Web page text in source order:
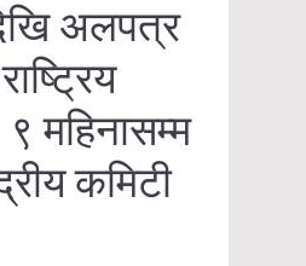
अलपत्र
महिनासम्म
कमिटी